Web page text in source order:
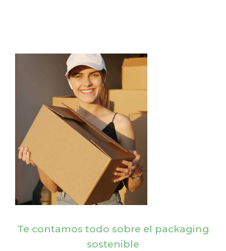
Te contamos todo sobre el packaging
sostenible